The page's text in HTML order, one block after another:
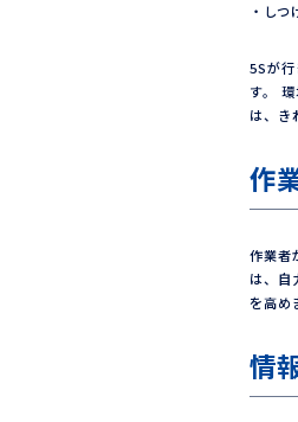
・しつ
5Sが
す。
は、き
作
作業者
は、自
を高め
情